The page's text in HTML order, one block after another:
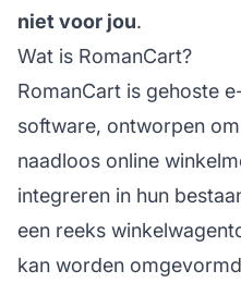
niet voor jou.
Wat is RomanCart?
RomanCart is gehoste
software, ontworpen
naadloos online
integreren in hun
een reeks
kan worden